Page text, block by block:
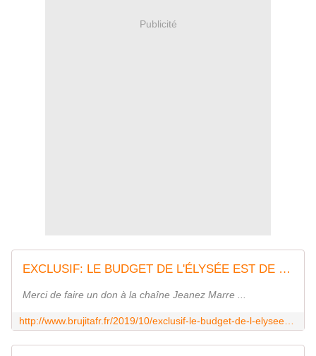
Publicité
EXCLUSIF: LE BUDGET DE L'ÉLYSÉE EST DE 100 MILLIONS celui de la LA MAISON-BLANCHE 55 MILLIONS! - MOINS de BIENS PLUS de LIENS
Merci de faire un don à la chaîne Jeanez Marre ...